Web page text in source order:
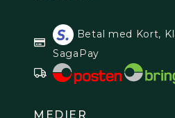
Betal med Kort,
SagaPay
MEDIER